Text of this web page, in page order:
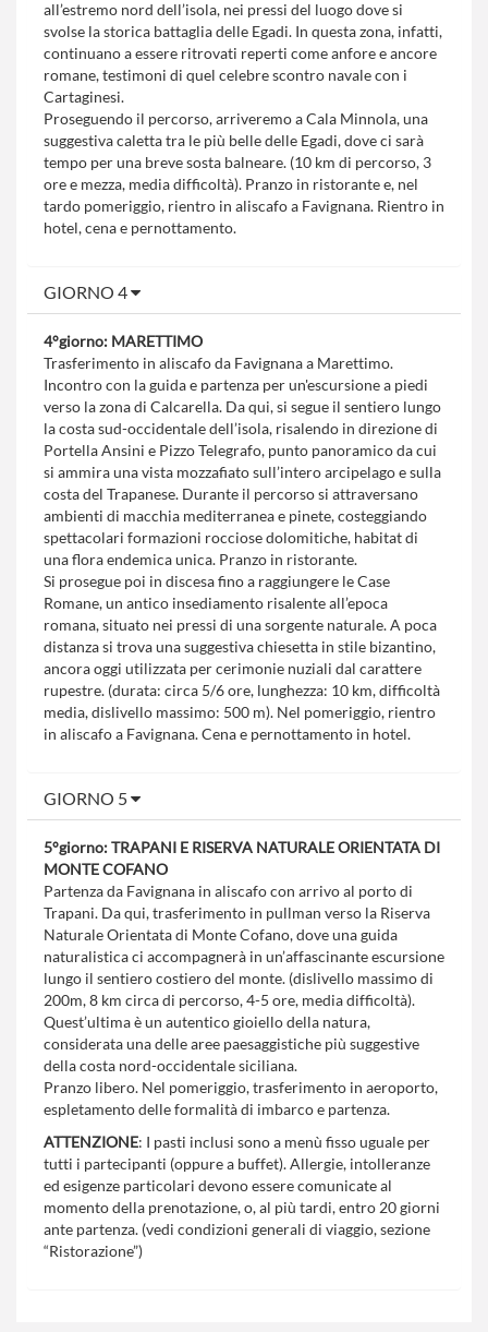
all’estremo nord dell’isola, nei pressi del luogo dove si
svolse la storica battaglia delle Egadi. In questa zona, infatti,
continuano a essere ritrovati reperti come anfore e ancore
romane, testimoni di quel celebre scontro navale con i
Cartaginesi.
Proseguendo il percorso, arriveremo a Cala Minnola, una
suggestiva caletta tra le più belle delle Egadi, dove ci sarà
tempo per una breve sosta balneare. (10 km di percorso, 3
ore e mezza, media difficoltà). Pranzo in ristorante e, nel
tardo pomeriggio, rientro in aliscafo a Favignana. Rientro in
hotel, cena e pernottamento.
GIORNO 4
4°giorno: MARETTIMO
Trasferimento in aliscafo da Favignana a Marettimo.
Incontro con la guida e partenza per un'escursione a piedi
verso la zona di Calcarella. Da qui, si segue il sentiero lungo
la costa sud-occidentale dell’isola, risalendo in direzione di
Portella Ansini e Pizzo Telegrafo, punto panoramico da cui
si ammira una vista mozzafiato sull’intero arcipelago e sulla
costa del Trapanese. Durante il percorso si attraversano
ambienti di macchia mediterranea e pinete, costeggiando
spettacolari formazioni rocciose dolomitiche, habitat di
una flora endemica unica. Pranzo in ristorante.
Si prosegue poi in discesa fino a raggiungere le Case
Romane, un antico insediamento risalente all’epoca
romana, situato nei pressi di una sorgente naturale. A poca
distanza si trova una suggestiva chiesetta in stile bizantino,
ancora oggi utilizzata per cerimonie nuziali dal carattere
rupestre. (durata: circa 5/6 ore, lunghezza: 10 km, difficoltà
media, dislivello massimo: 500 m). Nel pomeriggio, rientro
in aliscafo a Favignana. Cena e pernottamento in hotel.
GIORNO 5
5°giorno: TRAPANI E RISERVA NATURALE ORIENTATA DI
MONTE COFANO
Partenza da Favignana in aliscafo con arrivo al porto di
Trapani. Da qui, trasferimento in pullman verso la Riserva
Naturale Orientata di Monte Cofano, dove una guida
naturalistica ci accompagnerà in un’affascinante escursione
lungo il sentiero costiero del monte. (dislivello massimo di
200m, 8 km circa di percorso, 4-5 ore, media difficoltà).
Quest’ultima è un autentico gioiello della natura,
considerata una delle aree paesaggistiche più suggestive
della costa nord-occidentale siciliana.
Pranzo libero. Nel pomeriggio, trasferimento in aeroporto,
espletamento delle formalità di imbarco e partenza.
ATTENZIONE: I pasti inclusi sono a menù fisso uguale per
tutti i partecipanti (oppure a buffet). Allergie, intolleranze
ed esigenze particolari devono essere comunicate al
momento della prenotazione, o, al più tardi, entro 20 giorni
ante partenza. (vedi condizioni generali di viaggio, sezione
“Ristorazione”)